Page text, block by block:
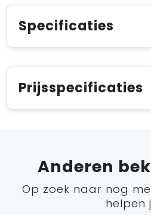
Specificaties
Prijsspecificaties
Anderen
Op zoek naar nog
helpen